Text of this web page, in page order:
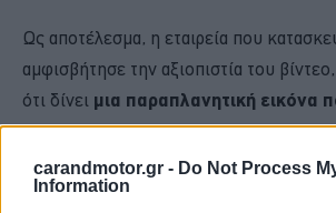
carandmotor.gr - Do Not Process
Information
Ως αποτέλεσμα, η εταιρεία που
αμφισβήτησε την αξιοπιστία του
ότι δίνει μια παραπλανητική εικόνα
αντικατοπτρίζει ρεαλιστικές
Όπως αναφέρει, οι συνθήκες του τεστ
σημαντικά απ’ ό,τι συμβαίνει συνήθως